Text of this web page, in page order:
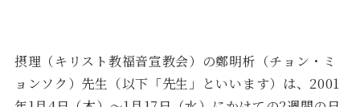
摂理（キリスト教福音宣教会）の鄭明析（チョン・ミ
ョンソク）先生（以下「先生」といいます）は、2001